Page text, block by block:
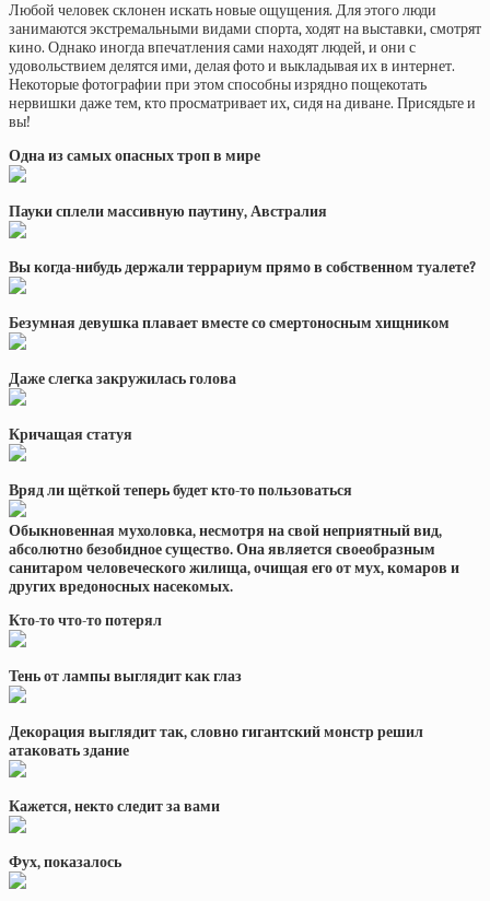
Любой человек склонен искать новые ощущения. Для этого люди
занимаются экстремальными видами спорта, ходят на выставки, смотрят
кино. Однако иногда впечатления сами находят людей, и они с
удовольствием делятся ими, делая фото и выкладывая их в интернет.
Некоторые фотографии при этом способны изрядно пощекотать
нервишки даже тем, кто просматривает их, сидя на диване. Присядьте и
вы!
Одна из самых опасных троп в мире
Пауки сплели массивную паутину, Австралия
Вы когда-нибудь держали террариум прямо в собственном туалете?
Безумная девушка плавает вместе со смертоносным хищником
Даже слегка закружилась голова
Кричащая статуя
Вряд ли щёткой теперь будет кто-то пользоваться
Обыкновенная мухоловка, несмотря на свой неприятный вид,
абсолютно безобидное существо. Она является своеобразным
санитаром человеческого жилища, очищая его от мух, комаров и
других вредоносных насекомых.
Кто-то что-то потерял
Тень от лампы выглядит как глаз
Декорация выглядит так, словно гигантский монстр решил
атаковать здание
Кажется, некто следит за вами
Фух, показалось